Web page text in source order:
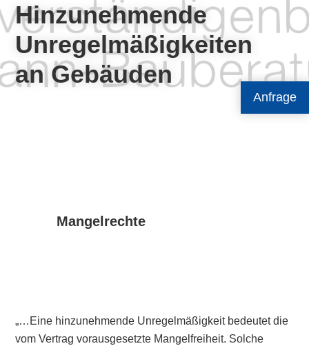
Anfrage
Hinzunehmende
Unregelmäßigkeiten
an Gebäuden
Mangelrechte
„…Eine hinzunehmende Unregelmäßigkeit bedeutet die
vom Vertrag vorausgesetzte Mangelfreiheit. Solche